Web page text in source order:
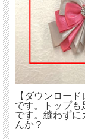
【ダウンロー
です。トップも
です。縫わずに
んか？